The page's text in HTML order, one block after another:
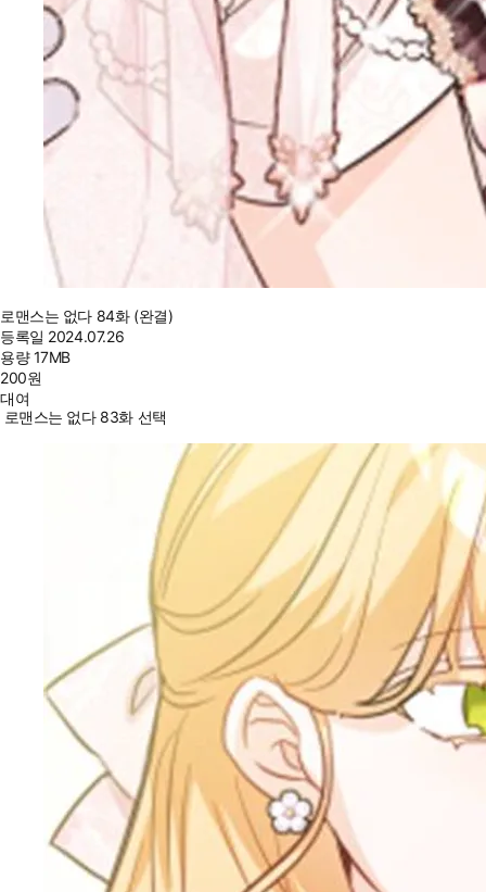
로맨스는 없다 84화 (완결)
등록일 2024.07.26
용량17MB
200원
대여
로맨스는 없다 83화 선택